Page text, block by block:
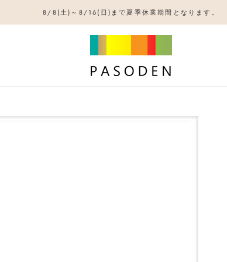
8/8(土)～8/16(日)まで夏季休業期間となります。